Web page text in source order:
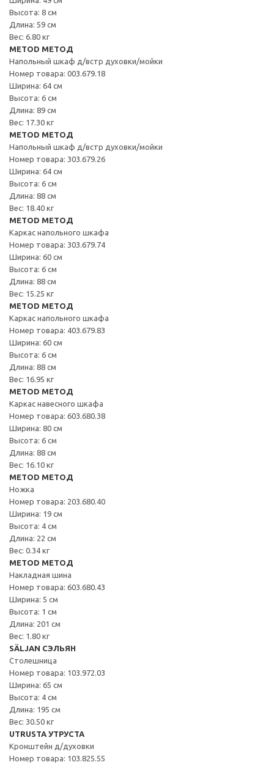
Высота: 8 см
Длина: 59 см
Вес: 6.80 кг
METOD МЕТОД
Напольный шкаф д/встр духовки/мойки
Номер товара: 003.679.18
Ширина: 64 см
Высота: 6 см
Длина: 89 см
Вес: 17.30 кг
METOD МЕТОД
Напольный шкаф д/встр духовки/мойки
Номер товара: 303.679.26
Ширина: 64 см
Высота: 6 см
Длина: 88 см
Вес: 18.40 кг
METOD МЕТОД
Каркас напольного шкафа
Номер товара: 303.679.74
Ширина: 60 см
Высота: 6 см
Длина: 88 см
Вес: 15.25 кг
METOD МЕТОД
Каркас напольного шкафа
Номер товара: 403.679.83
Ширина: 60 см
Высота: 6 см
Длина: 88 см
Вес: 16.95 кг
METOD МЕТОД
Каркас навесного шкафа
Номер товара: 603.680.38
Ширина: 80 см
Высота: 6 см
Длина: 88 см
Вес: 16.10 кг
METOD МЕТОД
Ножка
Номер товара: 203.680.40
Ширина: 19 см
Высота: 4 см
Длина: 22 см
Вес: 0.34 кг
METOD МЕТОД
Накладная шина
Номер товара: 603.680.43
Ширина: 5 см
Высота: 1 см
Длина: 201 см
Вес: 1.80 кг
SÄLJAN СЭЛЬЯН
Столешница
Номер товара: 103.972.03
Ширина: 65 см
Высота: 4 см
Длина: 195 см
Вес: 30.50 кг
UTRUSTA УТРУСТА
Кронштейн д/духовки
Номер товара: 103.825.55